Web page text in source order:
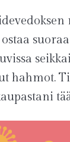
hahmot.